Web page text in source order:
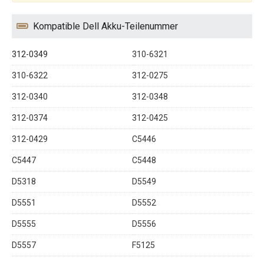
Kompatible Dell Akku-Teilenummer
312-0349 310-6321
310-6322 312-0275
312-0340 312-0348
312-0374 312-0425
312-0429 C5446
C5447 C5448
D5318 D5549
D5551 D5552
D5555 D5556
D5557 F5125